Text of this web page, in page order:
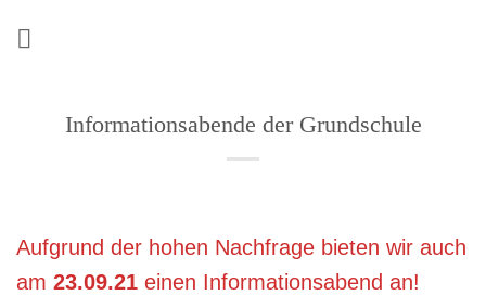
Informationsabende der Grundschule
Aufgrund der hohen Nachfrage bieten wir auch
am 23.09.21 einen Informationsabend an!